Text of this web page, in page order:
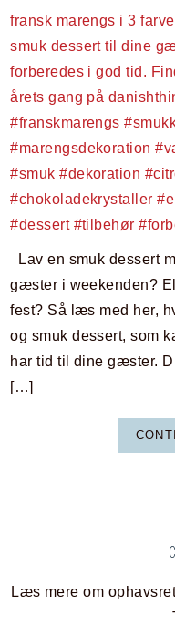
Lav en smuk dessert
gæster i weekenden?
fest? Så læs med her,
og smuk dessert, som
har tid til dine gæster.
[…]
Læs mere om